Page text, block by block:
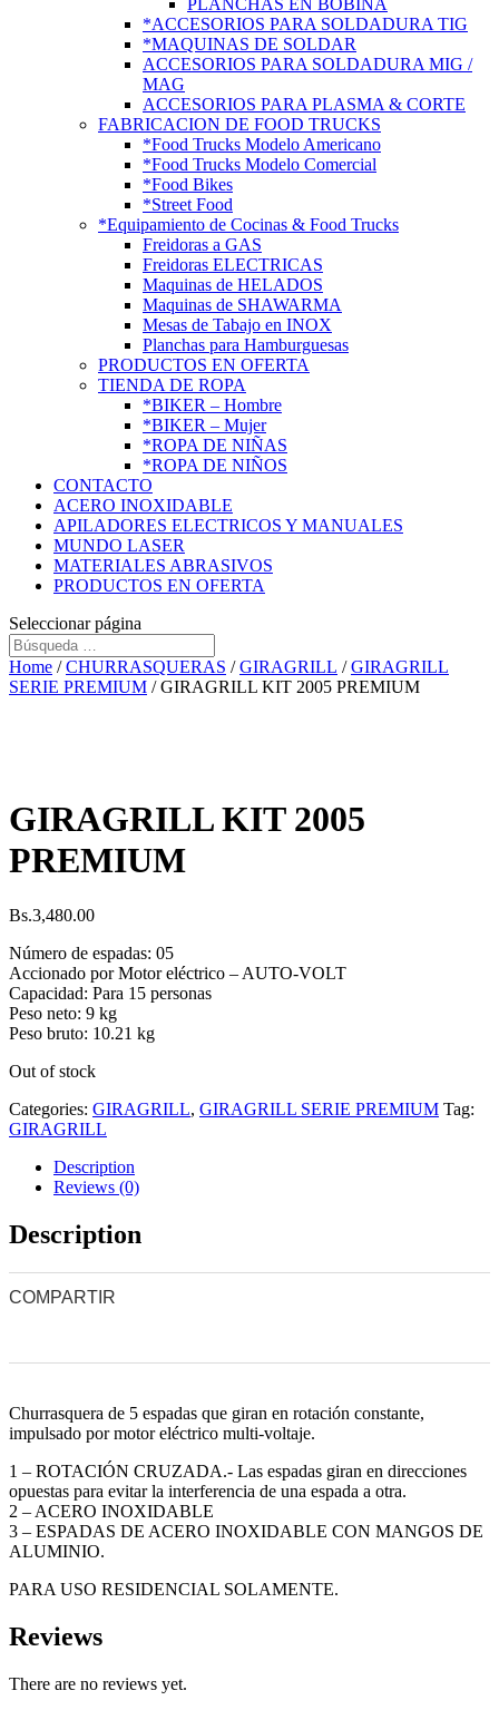
PLANCHAS EN BOBINA
*ACCESORIOS PARA SOLDADURA TIG
*MAQUINAS DE SOLDAR
ACCESORIOS PARA SOLDADURA MIG /
MAG
ACCESORIOS PARA PLASMA & CORTE
FABRICACION DE FOOD TRUCKS
*Food Trucks Modelo Americano
*Food Trucks Modelo Comercial
*Food Bikes
*Street Food
*Equipamiento de Cocinas & Food Trucks
Freidoras a GAS
Freidoras ELECTRICAS
Maquinas de HELADOS
Maquinas de SHAWARMA
Mesas de Tabajo en INOX
Planchas para Hamburguesas
PRODUCTOS EN OFERTA
TIENDA DE ROPA
*BIKER – Hombre
*BIKER – Mujer
*ROPA DE NIÑAS
*ROPA DE NIÑOS
CONTACTO
ACERO INOXIDABLE
APILADORES ELECTRICOS Y MANUALES
MUNDO LASER
MATERIALES ABRASIVOS
PRODUCTOS EN OFERTA
Seleccionar página
Home /CHURRASQUERAS /GIRAGRILL /GIRAGRILL
SERIE PREMIUM / GIRAGRILL KIT 2005 PREMIUM
GIRAGRILL KIT 2005
PREMIUM
Bs.3,480.00
Número de espadas: 05
Accionado por Motor eléctrico – AUTO-VOLT
Capacidad: Para 15 personas
Peso neto: 9 kg
Peso bruto: 10.21 kg
Out of stock
Categories: GIRAGRILL, GIRAGRILL SERIE PREMIUM Tag:
GIRAGRILL
Description
Reviews (0)
Description
COMPARTIR
Churrasquera de 5 espadas que giran en rotación constante,
impulsado por motor eléctrico multi-voltaje.
1 – ROTACIÓN CRUZADA.- Las espadas giran en direcciones
opuestas para evitar la interferencia de una espada a otra.
2 – ACERO INOXIDABLE
3 – ESPADAS DE ACERO INOXIDABLE CON MANGOS DE
ALUMINIO.
PARA USO RESIDENCIAL SOLAMENTE.
Reviews
There are no reviews yet.